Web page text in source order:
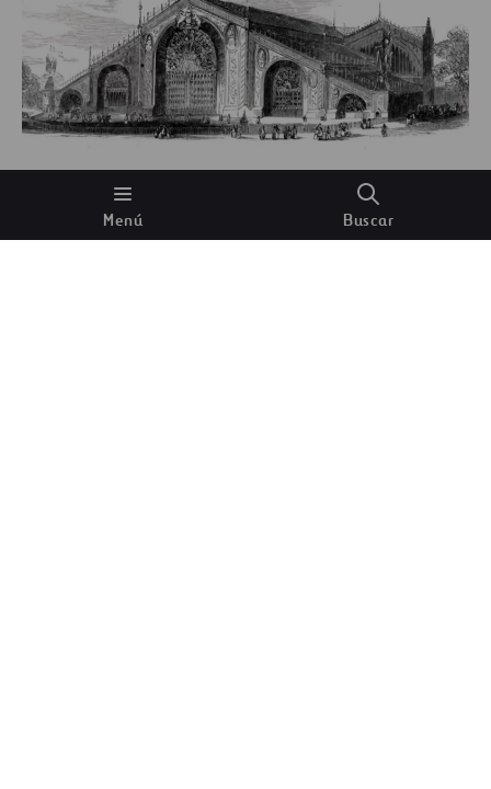
Menú Buscar
Veamos, teniendo en cuenta los criterios
necesarios: no parece muy fácil de construir, ni